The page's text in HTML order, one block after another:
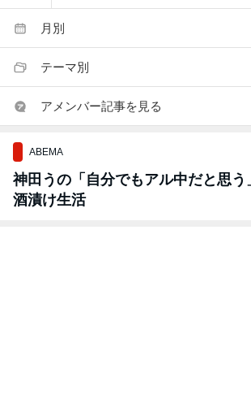
月別
テーマ別
アメンバー記事を見る
ABEMA
神田うの「自分でもアル中だと思う
酒漬け生活